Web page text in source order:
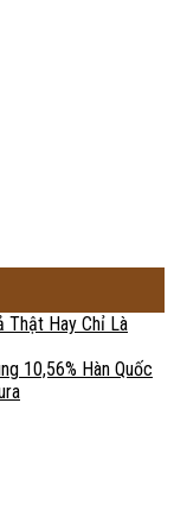
Thật Hay Chỉ Là
10,56% Hàn Quốc